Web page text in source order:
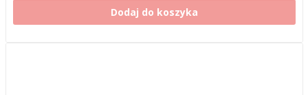
Dodaj do koszyka